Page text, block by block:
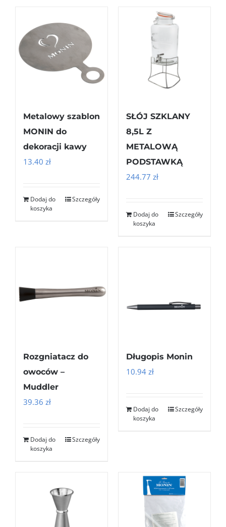
Metalowy szablon
MONIN do
dekoracji kawy
13.40 zł
Dodaj do
koszyka
Szczegóły
SŁÓJ SZKLANY
8,5L Z
METALOWĄ
PODSTAWKĄ
244.77 zł
Dodaj do
koszyka
Szczegóły
Rozgniatacz do
owoców –
Muddler
39.36 zł
Dodaj do
koszyka
Szczegóły
Długopis Monin
10.94 zł
Dodaj do
koszyka
Szczegóły